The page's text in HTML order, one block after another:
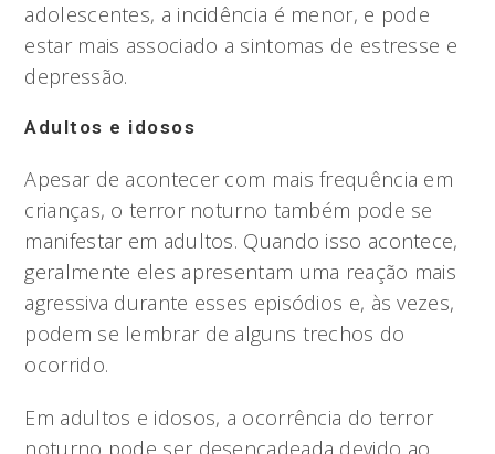
adolescentes, a incidência é menor, e pode
estar mais associado a sintomas de estresse e
depressão.
Adultos e idosos
Apesar de acontecer com mais frequência em
crianças, o terror noturno também pode se
manifestar em adultos. Quando isso acontece,
geralmente eles apresentam uma reação mais
agressiva durante esses episódios e, às vezes,
podem se lembrar de alguns trechos do
ocorrido.
Em adultos e idosos, a ocorrência do terror